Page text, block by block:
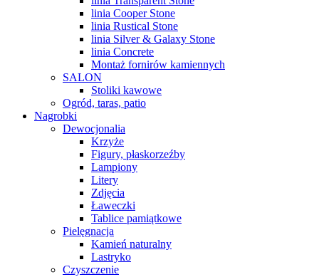
linia Cooper Stone
linia Rustical Stone
linia Silver & Galaxy Stone
linia Concrete
Montaż fornirów kamiennych
SALON
Stoliki kawowe
Ogród, taras, patio
Nagrobki
Dewocjonalia
Krzyże
Figury, płaskorzeźby
Lampiony
Litery
Zdjęcia
Ławeczki
Tablice pamiątkowe
Pielęgnacja
Kamień naturalny
Lastryko
Czyszczenie